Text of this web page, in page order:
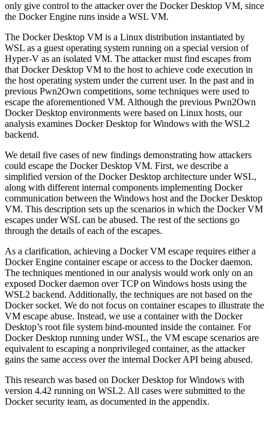
only give control to the attacker over the Docker Desktop VM, since
the Docker Engine runs inside a WSL VM.
The Docker Desktop VM is a Linux distribution instantiated by
WSL as a guest operating system running on a special version of
Hyper-V as an isolated VM. The attacker must find escapes from
that Docker Desktop VM to the host to achieve code execution in
the host operating system under the current user. In the past and in
previous Pwn2Own competitions, some techniques were used to
escape the aforementioned VM. Although the previous Pwn2Own
Docker Desktop environments were based on Linux hosts, our
analysis examines Docker Desktop for Windows with the WSL2
backend.
We detail five cases of new findings demonstrating how attackers
could escape the Docker Desktop VM. First, we describe a
simplified version of the Docker Desktop architecture under WSL,
along with different internal components implementing Docker
communication between the Windows host and the Docker Desktop
VM. This description sets up the scenarios in which the Docker VM
escapes under WSL can be abused. The rest of the sections go
through the details of each of the escapes.
As a clarification, achieving a Docker VM escape requires either a
Docker Engine container escape or access to the Docker daemon.
The techniques mentioned in our analysis would work only on an
exposed Docker daemon over TCP on Windows hosts using the
WSL2 backend. Additionally, the techniques are not based on the
Docker socket. We do not focus on container escapes to illustrate the
VM escape abuse. Instead, we use a container with the Docker
Desktop’s root file system bind-mounted inside the container. For
Docker Desktop running under WSL, the VM escape scenarios are
equivalent to escaping a nonprivileged container, as the attacker
gains the same access over the internal Docker API being abused.
This research was based on Docker Desktop for Windows with
version 4.42 running on WSL2. All cases were submitted to the
Docker security team, as documented in the appendix.